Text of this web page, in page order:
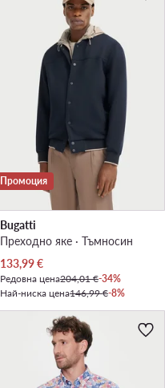
Промоция
Bugatti
Преходно яке · Тъмносин
Актуална цена
133,99€
Редовна цена204,01 €-34%
Най-ниска цена146,99 €-8%